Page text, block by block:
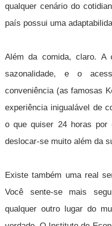
qualquer cenário do
país possui uma
Além da comida, claro. A
sazonalidade, e o
conveniência (as famosas
experiência inigualável de
o que quiser 24 horas por
deslocar-se muito além da
Existe também uma real
Você sente-se mais
qualquer outro lugar do